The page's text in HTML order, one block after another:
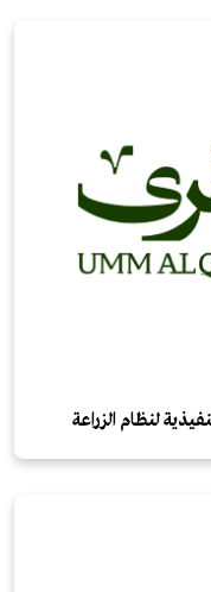
لنظام الزراعة